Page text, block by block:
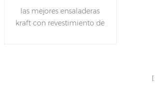
embalaje de alimentos
las mejores ensaladeras
kraft con revestimiento de